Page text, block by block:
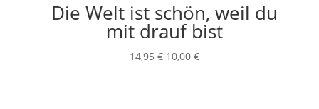
Die Welt ist schön, weil du
mit drauf bist
14,95€ Ursprünglicher
10,00 €Aktueller